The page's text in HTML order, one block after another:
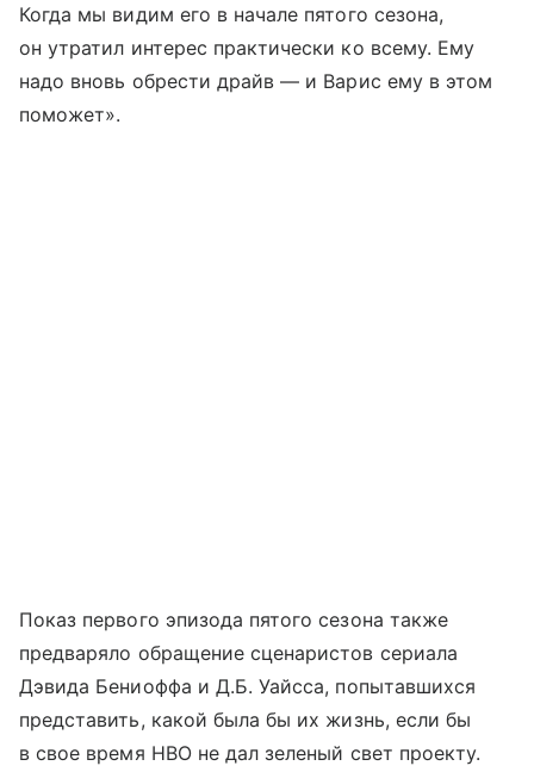
Когда мы видим его в начале пятого сезона,
он утратил интерес практически ко всему. Ему
надо вновь обрести драйв — и Варис ему в этом
поможет».
Показ первого эпизода пятого сезона также
предваряло обращение сценаристов сериала
Дэвида Бениоффа и Д.Б. Уайсса, попытавшихся
представить, какой была бы их жизнь, если бы
в свое время HBO не дал зеленый свет проекту.